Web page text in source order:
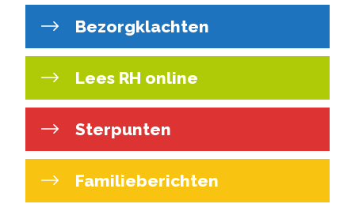
Bezorgklachten
Lees RH online
Sterpunten
Familieberichten